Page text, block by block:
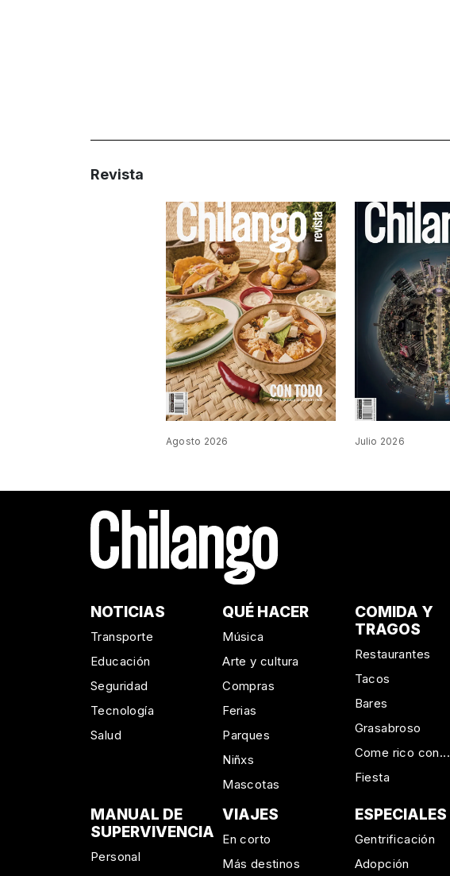
Revista
Agosto 2026 Julio 2026
NOTICIAS
Transporte
Educación
Seguridad
Tecnología
Salud
QUÉ HACER
Música
Arte y cultura
Compras
Ferias
Parques
Niñxs
Mascotas
COMIDA Y
TRAGOS
Restaurantes
Tacos
Bares
Grasabroso
Come rico con...
Fiesta
MANUAL DE
SUPERVIVENCIA
Personal
VIAJES
En corto
Más destinos
ESPECIALES
Gentrificación
Adopción